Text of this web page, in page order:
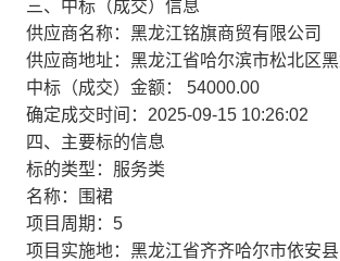
三、中标（成交）信息
供应商名称：黑龙江铭旗商贸有限公司
供应商地址：黑龙江省哈尔滨市松北区
中标（成交）金额： 54000.00
确定成交时间：2025-09-15 10:26:02
四、主要标的信息
标的类型：服务类
名称：围裙
项目周期：5
项目实施地：黑龙江省齐齐哈尔市依安